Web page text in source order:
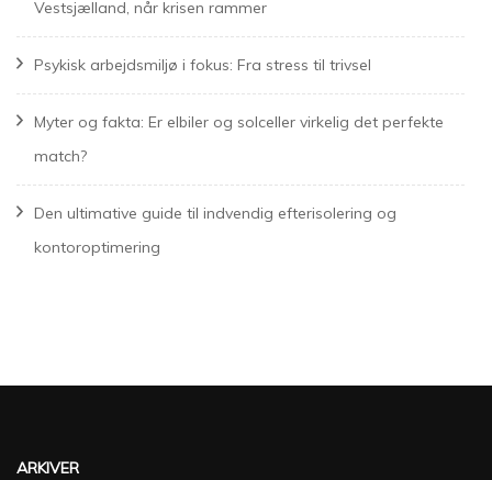
Vestsjælland, når krisen rammer
Psykisk arbejdsmiljø i fokus: Fra stress til trivsel
Myter og fakta: Er elbiler og solceller virkelig det perfekte
match?
Den ultimative guide til indvendig efterisolering og
kontoroptimering
ARKIVER